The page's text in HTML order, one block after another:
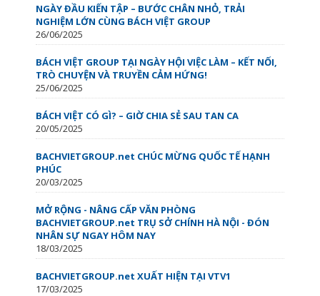
NGÀY ĐẦU KIẾN TẬP – BƯỚC CHÂN NHỎ, TRẢI
NGHIỆM LỚN CÙNG BÁCH VIỆT GROUP
26/06/2025
BÁCH VIỆT GROUP TẠI NGÀY HỘI VIỆC LÀM – KẾT NỐI,
TRÒ CHUYỆN VÀ TRUYỀN CẢM HỨNG!
25/06/2025
BÁCH VIỆT CÓ GÌ? – GIỜ CHIA SẺ SAU TAN CA
20/05/2025
BACHVIETGROUP.net CHÚC MỪNG QUỐC TẾ HẠNH
PHÚC
20/03/2025
MỞ RỘNG - NÂNG CẤP VĂN PHÒNG
BACHVIETGROUP.net TRỤ SỞ CHÍNH HÀ NỘI - ĐÓN
NHÂN SỰ NGAY HÔM NAY
18/03/2025
BACHVIETGROUP.net XUẤT HIỆN TẠI VTV1
17/03/2025